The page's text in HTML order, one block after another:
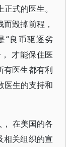
式的医生。
毁掉前程，
“良币驱逐劣
才能保住医
有医生都有利
医生的支持和
在美国的各
相关组织的宣